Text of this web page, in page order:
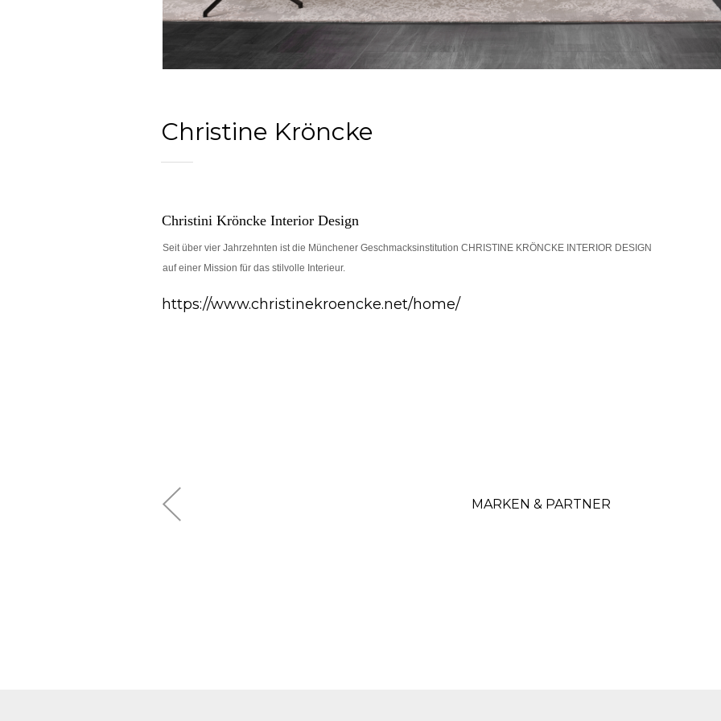
Christine Kröncke
Christini Kröncke Interior Design
Seit über vier Jahrzehnten ist die Münchener Geschmacksinstitution CHRISTINE KRÖNCKE INTERIOR DESIGN
auf einer Mission für das stilvolle Interieur.
https://www.christinekroencke.net/home/
MARKEN & PARTNER